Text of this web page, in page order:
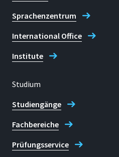
Sprachenzentrum
International Office
Institute
Studium
Studiengänge
Fachbereiche
Prüfungsservice